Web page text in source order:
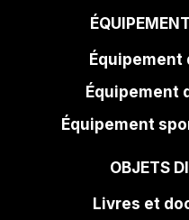
Équipement
Équipement
Équipement
OBJETS
Livres et